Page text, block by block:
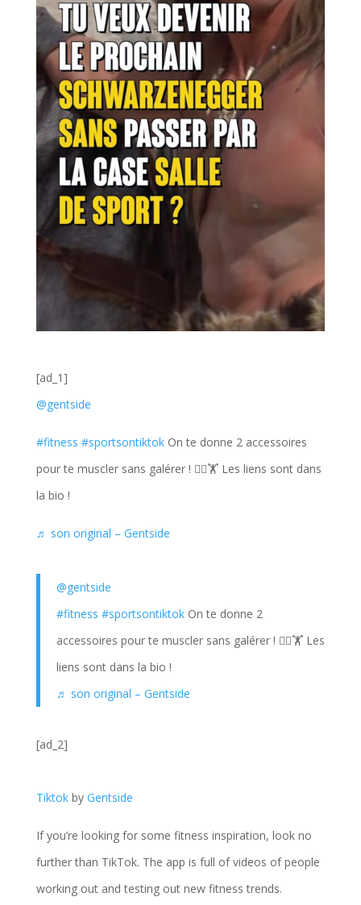
[ad_1]
@gentside
#fitness #sportsontiktokOn te donne 2 accessoires
pour te muscler sans galérer ! 🏋️‍♀️🏋️ Les liens sont dans
la bio !
♬ son original – Gentside
@gentside
#fitness #sportsontiktokOn te donne 2
accessoires pour te muscler sans galérer ! 🏋️‍♀️🏋️ Les
liens sont dans la bio !
♬ son original – Gentside
[ad_2]
Tiktok by Gentside
If you’re looking for some fitness inspiration, look no
further than TikTok. The app is full of videos of people
working out and testing out new fitness trends.